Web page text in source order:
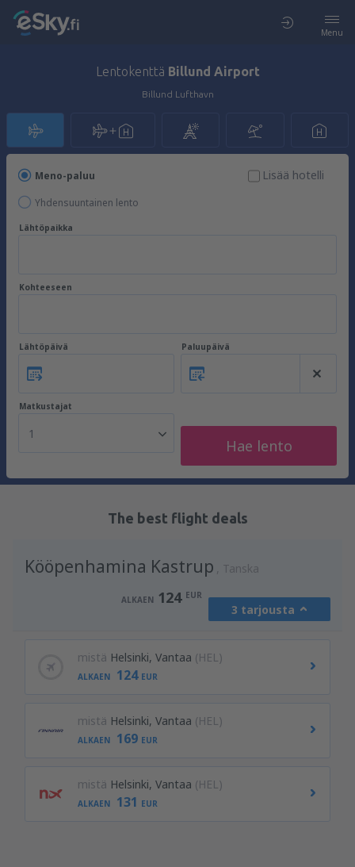
Menu
Lentokenttä Billund Airport
Billund Lufthavn
Meno-paluu
Yhdensuuntainen lento
Lisää hotelli
Lähtöpaikka
Kohteeseen
Lähtöpäivä Paluupäivä
Matkustajat
1
Hae lento
The best flight deals
Kööpenhamina Kastrup Tanska
ALKAEN 124 EUR
3 tarjousta
mistä Helsinki, Vantaa (HEL)
ALKAEN 124 EUR
mistä Helsinki, Vantaa (HEL)
ALKAEN 169 EUR
mistä Helsinki, Vantaa (HEL)
ALKAEN 131 EUR